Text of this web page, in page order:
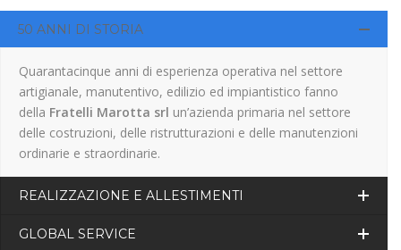
50 ANNI DI STORIA
Quarantacinque anni di esperienza operativa nel settore
artigianale, manutentivo, edilizio ed impiantistico fanno
della Fratelli Marotta srl un’azienda primaria nel settore
delle costruzioni, delle ristrutturazioni e delle manutenzioni
ordinarie e straordinarie.
REALIZZAZIONE E ALLESTIMENTI
GLOBAL SERVICE